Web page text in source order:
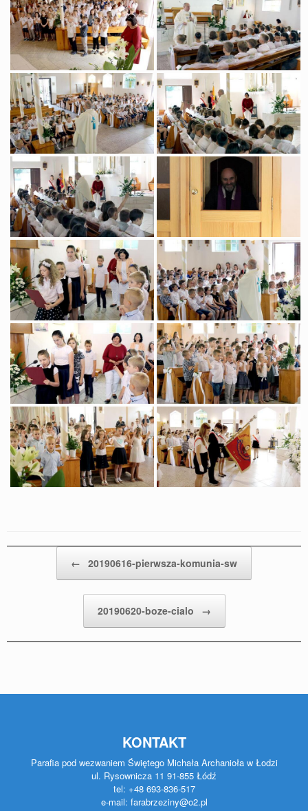
← 20190616-pierwsza-komunia-sw
20190620-boze-cialo →
KONTAKT
Parafia pod wezwaniem Świętego Michała Archanioła w Łodzi
ul. Rysownicza 11 91-855 Łódź
tel: +48 693-836-517
e-mail: farabrzeziny@o2.pl